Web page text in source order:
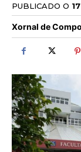
PUBLICADO O
Xornal de